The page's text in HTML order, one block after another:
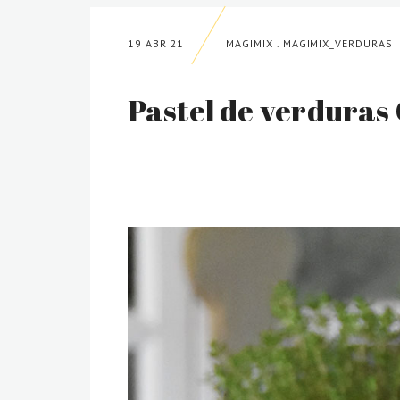
19 ABR 21 MAGIMIX . MAGIMIX_VERDURAS
Pastel de